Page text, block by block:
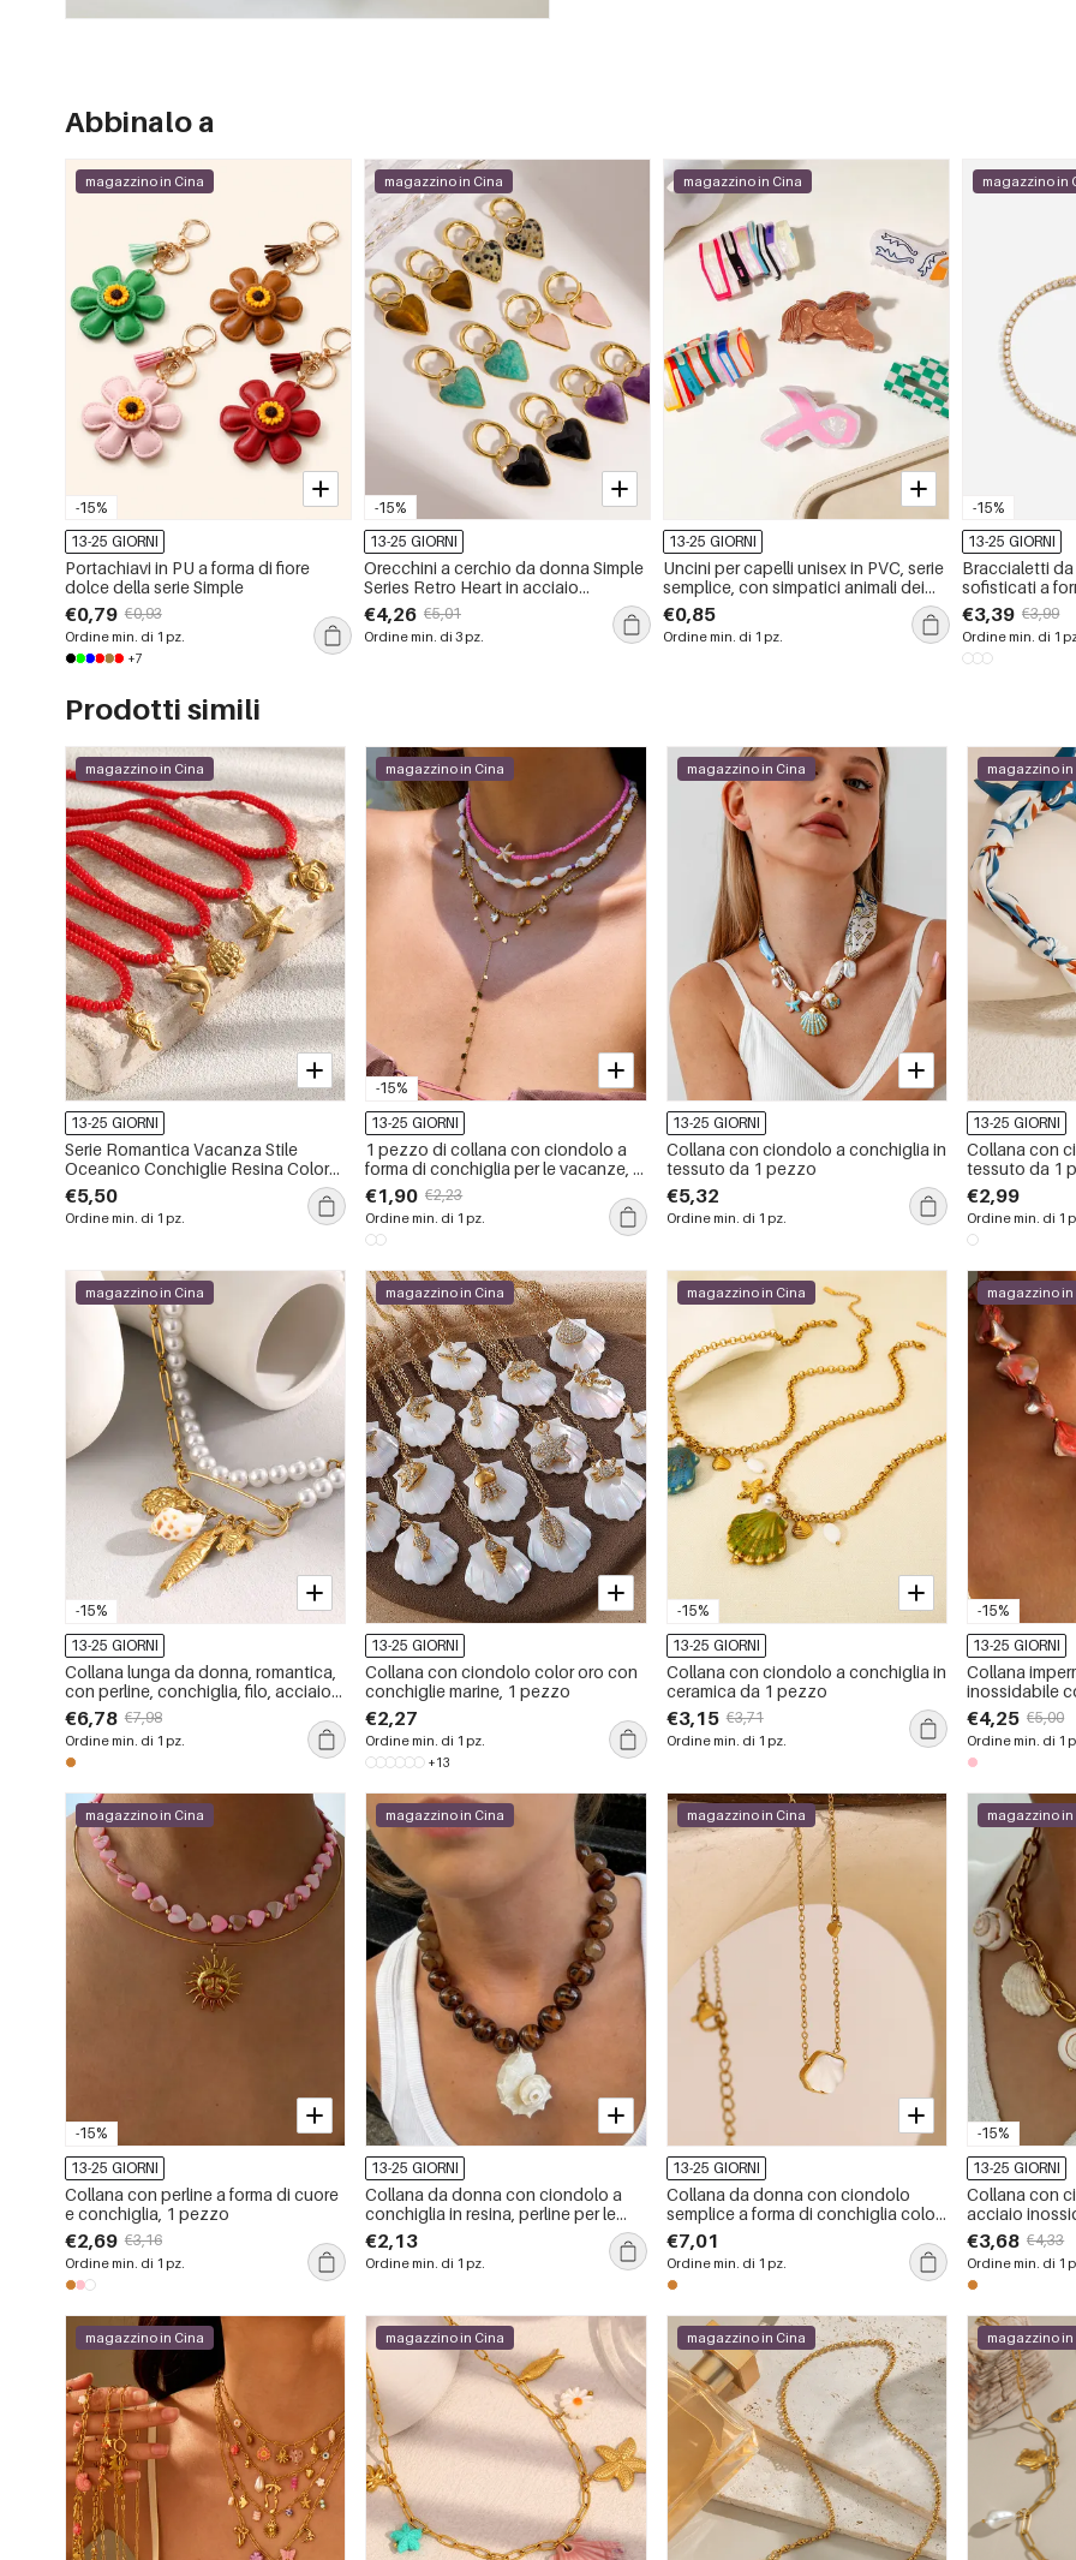
Abbinalo a
-15%
magazzino in Cina
13-25 GIORNI
Portachiavi in PU a forma di fiore
dolce della serie Simple
€0,79 €0,93
Ordine min. di 1 pz.
+7
-15%
magazzino in Cina
13-25 GIORNI
Orecchini a cerchio da donna Simple
Series Retro Heart in acciaio
inossidabile color oro impermeabile
con pietra naturale
€4,26 €5,01
Ordine min. di 3 pz.
magazzino in Cina
13-25 GIORNI
Uncini per capelli unisex in PVC, serie
semplice, con simpatici animali dei
cartoni animati, colori misti.
€0,85
Ordine min. di 1 pz.
-15%
magazzino in
13-25 GIORNI
Braccialetti
sofisticati a
inossidabile,
zirconi
€3,39 €3,99
Ordine min. di 1
Prodotti simili
magazzino in Cina
13-25 GIORNI
Serie Romantica Vacanza Stile
Oceanico Conchiglie Resina Colore
Oro Collane da Donna con Perline
€5,50
Ordine min. di 1 pz.
-15%
magazzino in Cina
13-25 GIORNI
1 pezzo di collana con ciondolo a
forma di conchiglia per le vacanze, in
acciaio inossidabile, impermeabile,
color oro, da donna
€1,90 €2,23
Ordine min. di 1 pz.
magazzino in Cina
13-25 GIORNI
Collana con ciondolo a conchiglia in
tessuto da 1 pezzo
€5,32
Ordine min. di 1 pz.
magazzino in
13-25 GIORNI
Collana con
tessuto da 1
€2,99
Ordine min. di 1
-15%
magazzino in Cina
13-25 GIORNI
Collana lunga da donna, romantica,
con perline, conchiglia, filo, acciaio
inossidabile, impermeabile, colore
oro.
€6,78 €7,98
Ordine min. di 1 pz.
magazzino in Cina
13-25 GIORNI
Collana con ciondolo color oro con
conchiglie marine, 1 pezzo
€2,27
Ordine min. di 1 pz.
+13
-15%
magazzino in Cina
13-25 GIORNI
Collana con ciondolo a conchiglia in
ceramica da 1 pezzo
€3,15 €3,71
Ordine min. di 1 pz.
-15%
magazzino in
13-25 GIORNI
Collana
inossidabile
pezzo
€4,25 €5,00
Ordine min. di 1
-15%
magazzino in Cina
13-25 GIORNI
Collana con perline a forma di cuore
e conchiglia, 1 pezzo
€2,69 €3,16
Ordine min. di 1 pz.
magazzino in Cina
13-25 GIORNI
Collana da donna con ciondolo a
conchiglia in resina, perline per le
vacanze
€2,13
Ordine min. di 1 pz.
magazzino in Cina
13-25 GIORNI
Collana da donna con ciondolo
semplice a forma di conchiglia color
oro
€7,01
Ordine min. di 1 pz.
-15%
magazzino in
13-25 GIORNI
Collana con
acciaio
conchiglia, 1
€3,68 €4,33
Ordine min. di 1
magazzino in Cina magazzino in Cina magazzino in Cina magazzino in